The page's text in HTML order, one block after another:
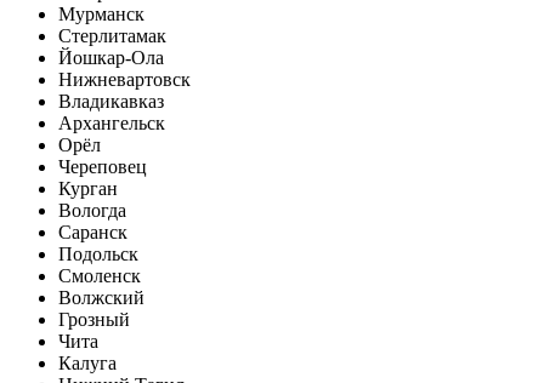
Мурманск
Стерлитамак
Йошкар-Ола
Нижневартовск
Владикавказ
Архангельск
Орёл
Череповец
Курган
Вологда
Саранск
Подольск
Смоленск
Волжский
Грозный
Чита
Калуга